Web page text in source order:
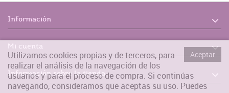
Información
Mi cuenta
Información sobre la tienda
Aceptar
Utilizamos cookies propias y de terceros, para
realizar el análisis de la navegación de los
usuarios y para el proceso de compra. Si continúas
navegando, consideramos que aceptas su uso. Puedes